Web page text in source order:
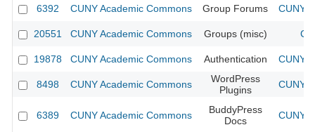
6392 CUNY Academic Commons Group Forums CUNY
20551 CUNY Academic Commons Groups (misc)
19878 CUNY Academic Commons Authentication CUNY
8498 CUNY Academic Commons
WordPress
Plugins
CUNY
6389 CUNY Academic Commons
BuddyPress
Docs
CUNY